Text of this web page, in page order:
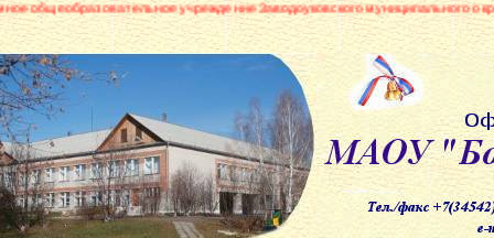
учреждение Заводоуковского муниципального округа